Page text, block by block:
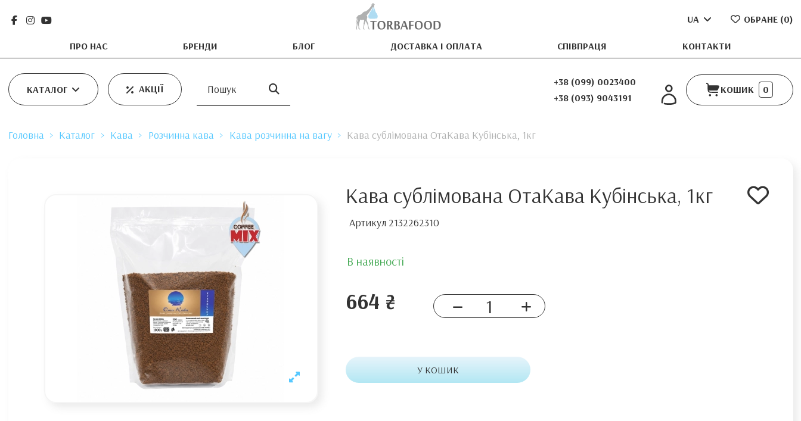
ПРО НАС БРЕНДИ БЛОГ ДОСТАВКА І ОПЛАТА СПІВПРАЦЯ КОНТАКТИ
UA ОБРАНЕ (0)
КАТАЛОГ АКЦІЇ
+38 (099) 0023400
+38 (093) 9043191
КОШИК 0
Головна Каталог Кава Розчинна кава Кава розчинна на вагу Кава сублімована ОтаКава Кубінська, 1кг
Кава сублімована ОтаКава Кубінська, 1кг
Артикул 2132262310
В наявності
664 ₴
У КОШИК